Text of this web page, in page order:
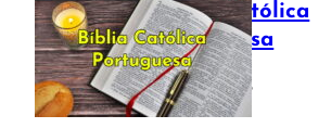
Bíblia Católica
Portuguesa
July 16, 2025